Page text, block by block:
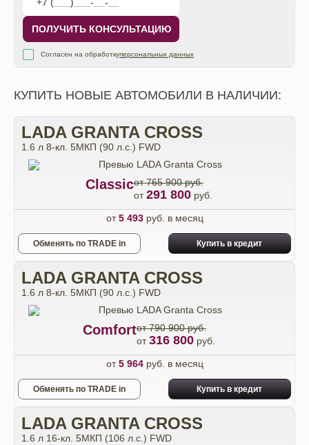
ПОЛУЧИТЬ КОНСУЛЬТАЦИЮ
Согласен на обработкуперсональных данных
КУПИТЬ НОВЫЕ АВТОМОБИЛИ В НАЛИЧИИ:
LADA GRANTA CROSS
1.6 л 8-кл. 5МКП (90 л.с.) FWD
Classicот 765 900 руб.
от291 800 руб.
от5 493руб. в месяц
Обменять по TRADE in Купить в кредит
LADA GRANTA CROSS
1.6 л 8-кл. 5МКП (90 л.с.) FWD
Comfortот 790 900 руб.
от316 800 руб.
от5 964руб. в месяц
Обменять по TRADE in Купить в кредит
LADA GRANTA CROSS
1.6 л 16-кл. 5МКП (106 л.с.) FWD